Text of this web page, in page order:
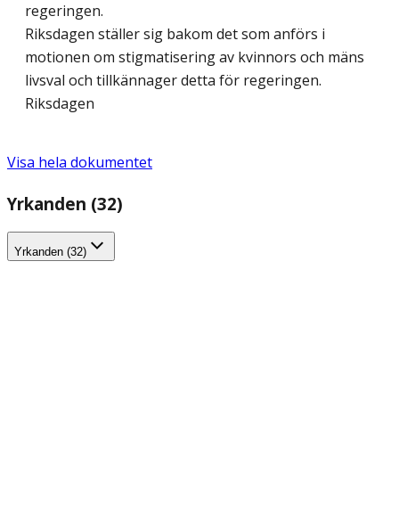
regeringen.
Riksdagen ställer sig bakom det som anförs i
motionen om stigmatisering av kvinnors och mäns
livsval och tillkännager detta för regeringen.
Riksdagen
Visa hela dokumentet
Yrkanden (32)
Yrkanden (32)